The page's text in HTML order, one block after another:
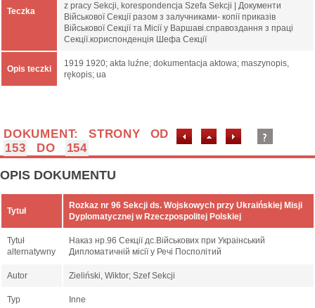
Teczka
z pracy Sekcji, korespondencja Szefa Sekcji | Документи
Військової Секції разом з залучниками- копії приказів
Військової Секції та Місії у Варшаві.справоздання з праці
Секції.кориспонденція Шефа Секції
Opis teczki
1919 1920; akta luźne; dokumentacja aktowa; maszynopis,
rękopis; ua
DOKUMENT: STRONY OD
153
DO 154
OPIS DOKUMENTU
Tytuł
Rozkaz nr 96 Sekcji ds. Wojskowych przy Ukraińskiej Misji
Dyplomatycznej w Rzeczpospolitej Polskiej
Tytuł
alternatywny
Наказ нр.96 Секції дс.Військових при Украінський
Дипломатичній місії у Речі Посполітий
Autor Zieliński, Wiktor; Szef Sekcji
Typ Inne